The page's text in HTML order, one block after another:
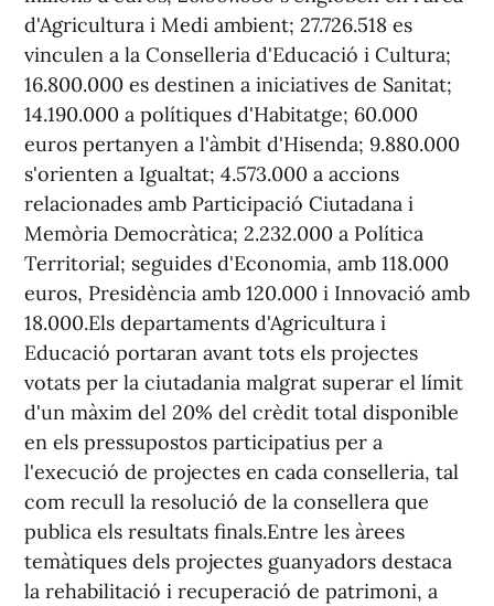
d'Agricultura i Medi ambient; 27.726.518 es
vinculen a la Conselleria d'Educació i Cultura;
16.800.000 es destinen a iniciatives de Sanitat;
14.190.000 a polítiques d'Habitatge; 60.000
euros pertanyen a l'àmbit d'Hisenda; 9.880.000
s'orienten a Igualtat; 4.573.000 a accions
relacionades amb Participació Ciutadana i
Memòria Democràtica; 2.232.000 a Política
Territorial; seguides d'Economia, amb 118.000
euros, Presidència amb 120.000 i Innovació amb
18.000.Els departaments d'Agricultura i
Educació portaran avant tots els projectes
votats per la ciutadania malgrat superar el límit
d'un màxim del 20% del crèdit total disponible
en els pressupostos participatius per a
l'execució de projectes en cada conselleria, tal
com recull la resolució de la consellera que
publica els resultats finals.Entre les àrees
temàtiques dels projectes guanyadors destaca
la rehabilitació i recuperació de patrimoni, a